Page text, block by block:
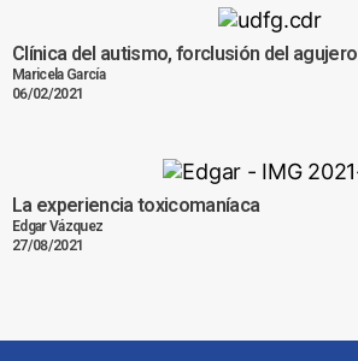
Clínica del autismo, forclusión del agujero
Maricela García
06/02/2021
La experiencia toxicomaníaca
Edgar Vázquez
27/08/2021